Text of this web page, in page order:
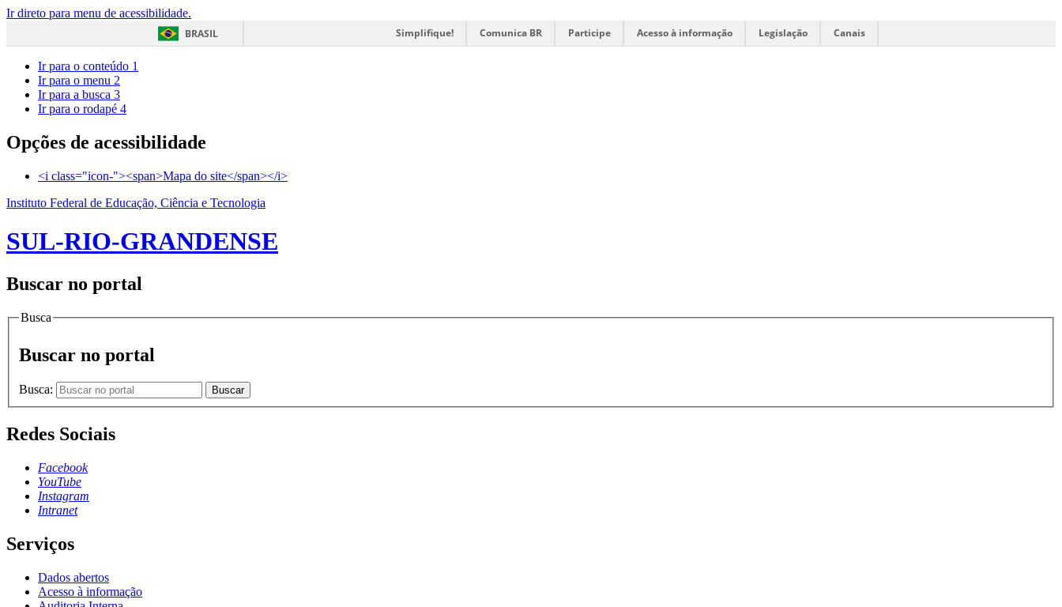
Ir direto para menu de acessibilidade.
BRASIL
Simplifique! Comunica BR Participe Acesso à informação Legislação Canais
Ir para o conteúdo 1
Ir para o menu 2
Ir para a busca 3
Ir para o rodapé 4
Opções de acessibilidade
<i class="icon-"><span>Mapa do site</span></i>
Instituto Federal de Educação, Ciência e Tecnologia
SUL-RIO-GRANDENSE
Buscar no portal
Busca
Buscar no portal
Busca: Buscar
Redes Sociais
Facebook
YouTube
Instagram
Intranet
Serviços
Dados abertos
Acesso à informação